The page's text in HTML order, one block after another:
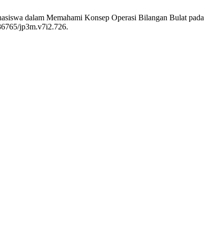
dalam Memahami Konsep Operasi Bilangan Bulat
jp3m.v7i2.726.